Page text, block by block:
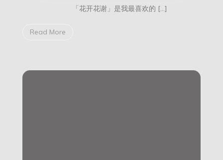
–
「花开花谢」是我最喜欢的 […]
Read More